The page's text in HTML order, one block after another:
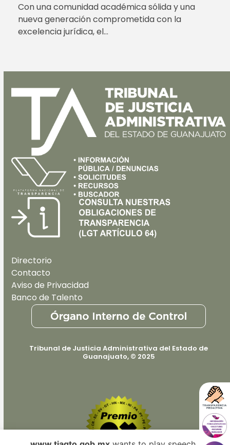
Con una comunidad académica sólida y una
nueva generación comprometida con la
excelencia jurídica, el…
Directorio
Contacto
Aviso de Privacidad
Banco de Talento
Tribunal de Justicia Administrativa del Estado de
Guanajuato, © 2025